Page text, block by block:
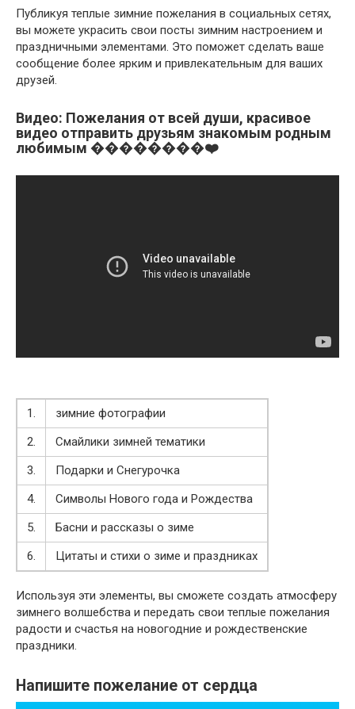
Публикуя теплые зимние пожелания в социальных сетях,
вы можете украсить свои посты зимним настроением и
праздничными элементами. Это поможет сделать ваше
сообщение более ярким и привлекательным для ваших
друзей.
Видео: Пожелания от всей души, красивое
видео отправить друзьям знакомым родным
любимым ��������❤️
1.
зимние фотографии
2.
Смайлики зимней тематики
3.
Подарки и Снегурочка
4.
Символы Нового года и Рождества
5.
Басни и рассказы о зиме
6.
Цитаты и стихи о зиме и праздниках
Используя эти элементы, вы сможете создать атмосферу
зимнего волшебства и передать свои теплые пожелания
радости и счастья на новогодние и рождественские
праздники.
Напишите пожелание от сердца